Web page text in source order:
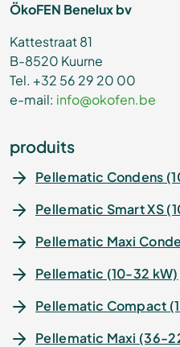
ÖkoFEN Benelux bv
Kattestraat 81
B-8520 Kuurne
Tel. +32 56 29 20 00
e-mail: info@okofen.be
produits
Pellematic Condens
Pellematic Smart XS
Pellematic Maxi
Pellematic (10-32 kW)
Pellematic Compact
Pellematic Maxi (36-